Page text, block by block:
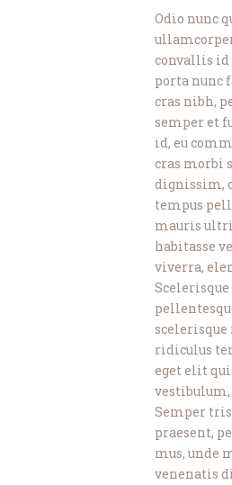
Odio nunc
convallis id
porta nunc
cras nibh,
semper et
id, eu
cras morbi
dignissim,
tempus
mauris
habitasse
viverra,
scelerisque
ridiculus
eget elit
vestibulum,
Semper
praesent,
mus, unde
venenatis